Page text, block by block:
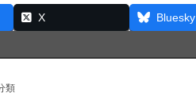
X Bluesky
類